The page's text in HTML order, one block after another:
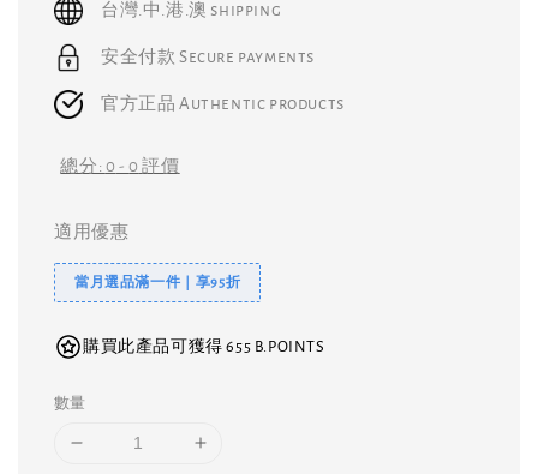
台灣.中.港.澳 shipping
安全付款 Secure payments
官方正品 Authentic products
總分: 0 -0 評價
適用優惠
當月選品滿一件｜享95折
購買此產品可獲得 655 B.POINTS
數量